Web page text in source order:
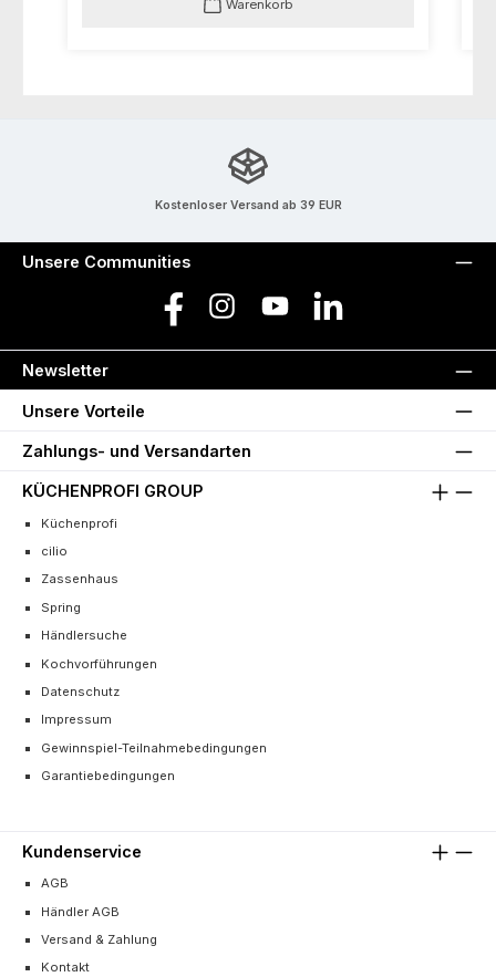
Warenkorb
Kostenloser Versand ab 39 EUR
Unsere Communities
Facebook Instagram YouTube LinkedIn
Newsletter
Unsere Vorteile
Zahlungs- und Versandarten
KÜCHENPROFI GROUP
Küchenprofi
cilio
Zassenhaus
Spring
Händlersuche
Kochvorführungen
Datenschutz
Impressum
Gewinnspiel-Teilnahmebedingungen
Garantiebedingungen
Kundenservice
AGB
Händler AGB
Versand & Zahlung
Kontakt